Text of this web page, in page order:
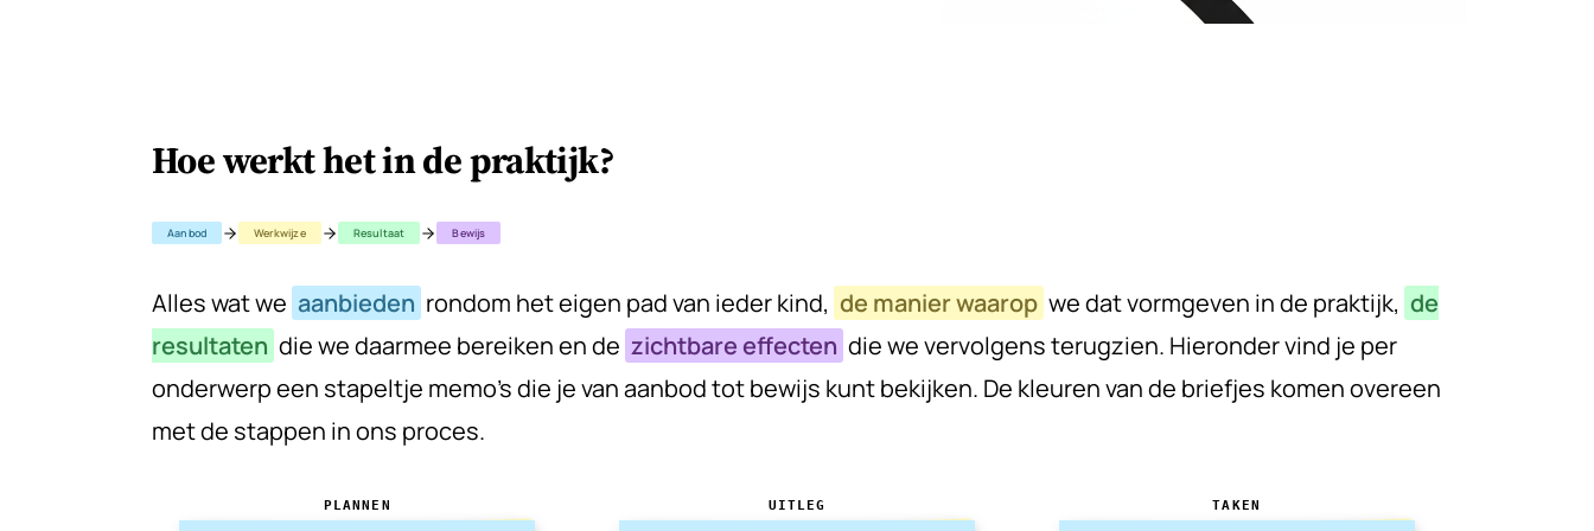
Hoe werkt het in de praktijk?
Aanbod Werkwijze Resultaat Bewijs
Alles wat we aanbieden rondom het eigen pad van ieder kind, de manier waarop we dat vormgeven in de praktijk, de
resultaten die we daarmee bereiken en de zichtbare effecten die we vervolgens terugzien. Hieronder vind je per
onderwerp een stapeltje memo's die je van aanbod tot bewijs kunt bekijken. De kleuren van de briefjes komen overeen
met de stappen in ons proces.
PLANNEN UITLEG TAKEN